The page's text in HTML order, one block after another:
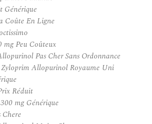
Coûte En Ligne
mg Peu Coûteux
Pas Cher Sans Ordonnance
Allopurinol Royaume Uni
Réduit
mg Générique